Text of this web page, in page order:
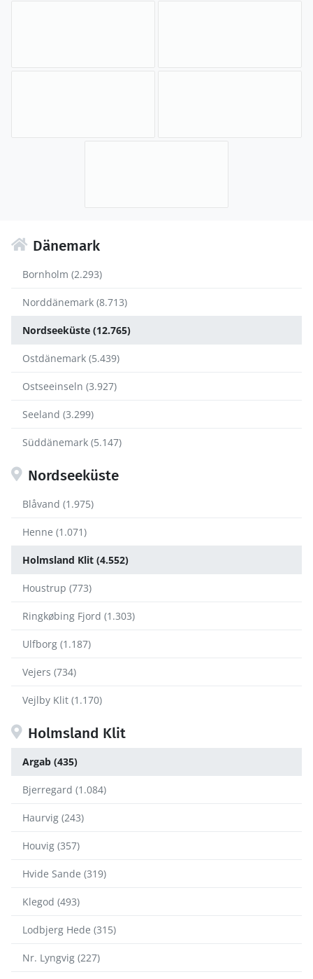
Dänemark
Bornholm (2.293)
Norddänemark (8.713)
Nordseeküste (12.765)
Ostdänemark (5.439)
Ostseeinseln (3.927)
Seeland (3.299)
Süddänemark (5.147)
Nordseeküste
Blåvand (1.975)
Henne (1.071)
Holmsland Klit (4.552)
Houstrup (773)
Ringkøbing Fjord (1.303)
Ulfborg (1.187)
Vejers (734)
Vejlby Klit (1.170)
Holmsland Klit
Argab (435)
Bjerregard (1.084)
Haurvig (243)
Houvig (357)
Hvide Sande (319)
Klegod (493)
Lodbjerg Hede (315)
Nr. Lyngvig (227)